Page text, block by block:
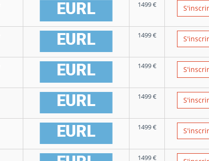
1499€
1499€
1499€
1499€
1499€
1499€